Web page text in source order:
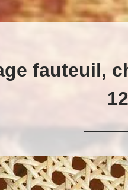
fauteuil,